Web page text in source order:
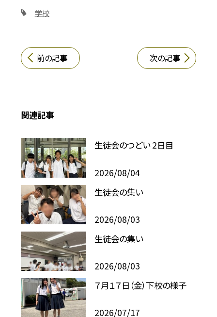
学校
前の記事 次の記事
関連記事
生徒会のつどい 2日目
2026/08/04
生徒会の集い
2026/08/03
生徒会の集い
2026/08/03
７月１７日（金）下校の様子
2026/07/17